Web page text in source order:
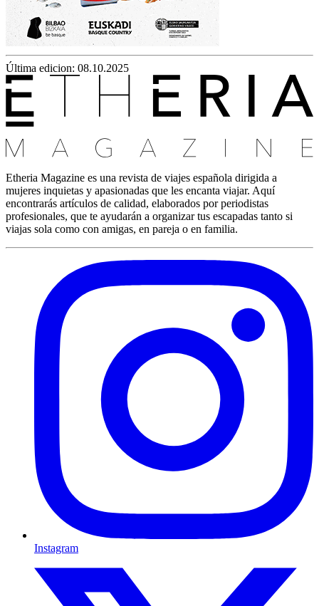
Última edicion: 08.10.2025
Etheria Magazine es una revista de viajes española dirigida a
mujeres inquietas y apasionadas que les encanta viajar. Aquí
encontrarás artículos de calidad, elaborados por periodistas
profesionales, que te ayudarán a organizar tus escapadas tanto si
viajas sola como con amigas, en pareja o en familia.
Instagram